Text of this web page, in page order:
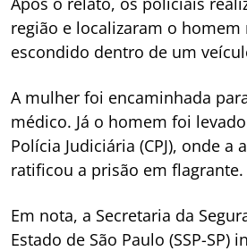
região e localizaram o
escondido dentro de um
A mulher foi encaminhada
médico. Já o homem foi
Polícia Judiciária (CPJ), onde
ratificou a prisão em flagrante.
Em nota, a Secretaria da
Estado de São Paulo (SSP-SP)